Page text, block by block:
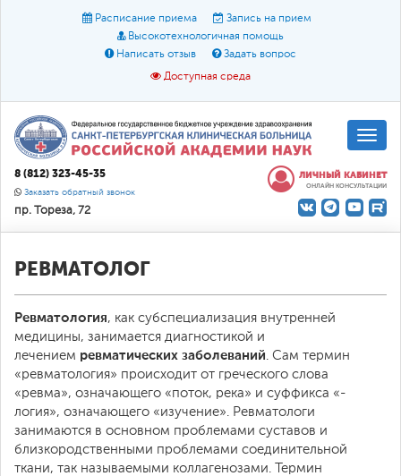
Расписание приема
Запись на прием
Высокотехнологичная помощь
Написать отзыв
Задать вопрос
Доступная среда
Размер шрифта: A A A
Цвет:
О доступной среде
8 (812) 323-45-35
Заказать обратный звонок
пр. Тореза, 72
ЛИЧНЫЙ КАБИНЕТ
ОНЛАЙН КОНСУЛЬТАЦИИ
РЕВМАТОЛОГ
Ревматология, как субспециализация внутренней
медицины, занимается диагностикой и
лечением ревматических заболеваний . Сам термин
«ревматология» происходит от греческого слова
«ревма», означающего «поток, река» и суффикса «-
логия», означающего «изучение». Ревматологи
занимаются в основном проблемами суставов и
близкородственными проблемами соединительной
ткани, так называемыми коллагенозами. Термин